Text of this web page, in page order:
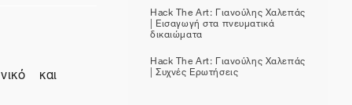
και
Hack The Art: Γιανούλης Χαλεπάς
| Εισαγωγή στα πνευματικά
δικαιώματα
Hack The Art: Γιανούλης Χαλεπάς
| Συχνές Ερωτήσεις